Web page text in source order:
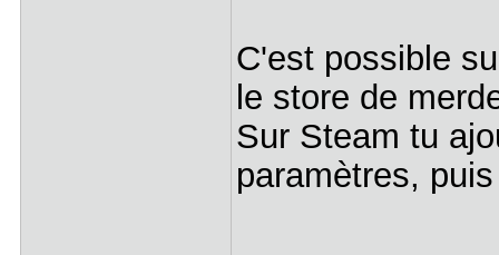
C'est possible
le store de
Sur Steam tu
paramètres,